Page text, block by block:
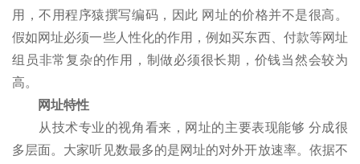
用，不用程序猿撰写编码，因此 网址的价格并不是很高。
假如网址必须一些人性化的作用，例如买东西、付款等网址
组员非常复杂的作用，制做必须很长期，价钱当然会较为
高。
网址特性
从技术专业的视角看来，网址的主要表现能够 分成很
多层面。大家听见数最多的是网址的对外开放速率。依据不